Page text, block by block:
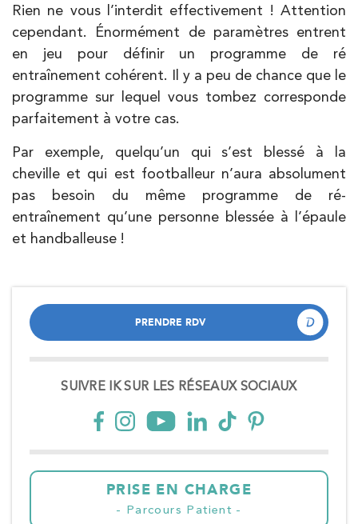
PRENDRE RDV
SUIVRE IK SUR LES RÉSEAUX SOCIAUX
PRISE EN CHARGE
Parcours Patient
Rien ne vous l’interdit effectivement ! Attention
cependant. Énormément de paramètres entrent
en jeu pour définir un programme de ré
entraînement cohérent. Il y a peu de chance que le
programme sur lequel vous tombez corresponde
parfaitement à votre cas.
Par exemple, quelqu’un qui s’est blessé à la
cheville et qui est footballeur n’aura absolument
pas besoin du même programme de ré-
entraînement qu’une personne blessée à l’épaule
et handballeuse !